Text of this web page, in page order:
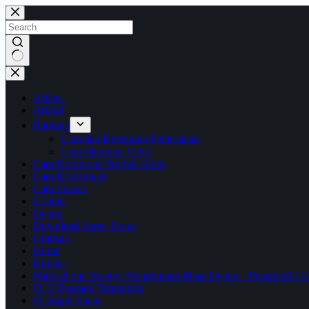
Skip
to
content
No
results
Afiliasi
Artikel
Bantuan
Cara dan Ketentuan Pemesanan
Cara Memutar Video
Cara Download Produk Gratis
Cara Konfirmasi
Cara Sukses
Contact
Depan
Download Super Focus
Gratisan
Home
Kontak
Mindset dan Strategi Menghadapi Masa Depan – Perspektif
OI 3 Upgrade Terpenting
OI Super Focus